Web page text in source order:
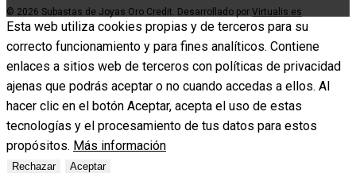
© 2026 Subastas de Joyas Oro Credit. Desarrollado por Virtualis.es
Esta web utiliza cookies propias y de terceros para su
correcto funcionamiento y para fines analíticos. Contiene
enlaces a sitios web de terceros con políticas de privacidad
ajenas que podrás aceptar o no cuando accedas a ellos. Al
hacer clic en el botón Aceptar, acepta el uso de estas
tecnologías y el procesamiento de tus datos para estos
propósitos. Más información
Rechazar Aceptar